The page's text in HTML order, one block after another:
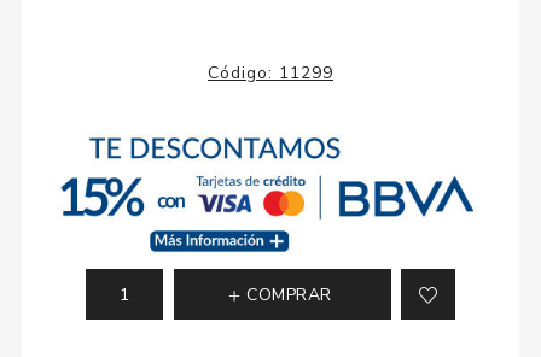
Código: 11299
COMPRAR